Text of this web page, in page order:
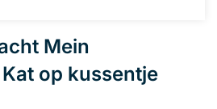
Mein
op kussentje